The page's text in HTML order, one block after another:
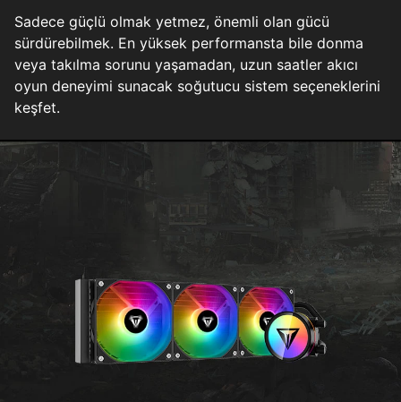
Sadece güçlü olmak yetmez, önemli olan gücü
sürdürebilmek. En yüksek performansta bile donma
veya takılma sorunu yaşamadan, uzun saatler akıcı
oyun deneyimi sunacak soğutucu sistem seçeneklerini
keşfet.